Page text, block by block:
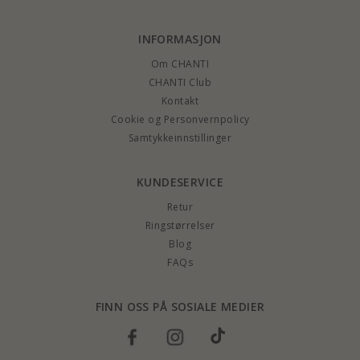
INFORMASJON
Om CHANTI
CHANTI Club
Kontakt
Cookie og Personvernpolicy
Samtykkeinnstillinger
KUNDESERVICE
Retur
Ringstørrelser
Blog
FAQs
FINN OSS PÅ SOSIALE MEDIER